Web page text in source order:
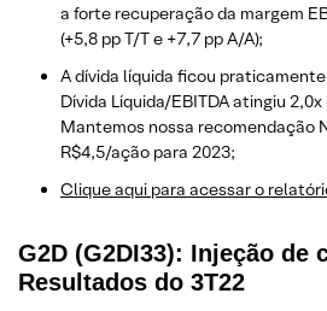
a forte recuperação da margem
(+5,8 pp T/T e +7,7 pp A/A);
A dívida líquida ficou
Dívida Líquida/EBITDA atingiu 2,0x
Mantemos nossa recomendação
R$4,5/ação para 2023;
Clique aqui para acessar o
G2D (G2DI33): Injeção de
Resultados do 3T22